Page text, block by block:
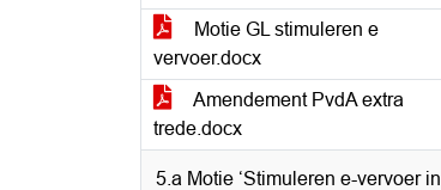
Motie GL stimuleren e
vervoer.docx
Amendement PvdA extra
trede.docx
5.a Motie ‘Stimuleren e-vervoer in